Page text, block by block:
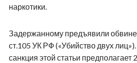
наркотики.
Задержанному предъявили
ст.105 УК РФ («Убийство двух
санкция этой статьи предполагает